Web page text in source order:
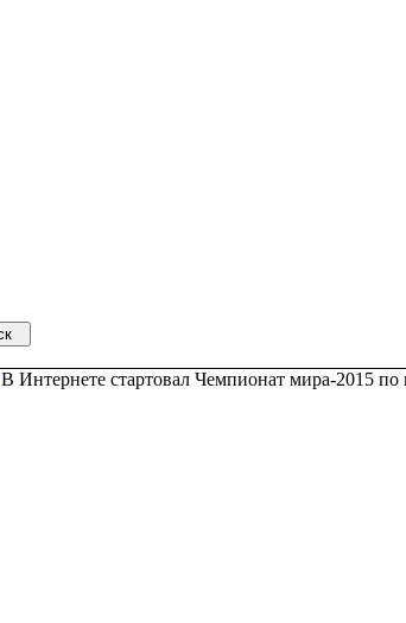
В Интернете стартовал Чемпионат мира-2015 по